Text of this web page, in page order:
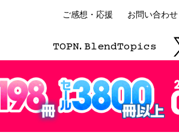
ご感想・応援 お問い合わせ
TOPN. BlendTopics